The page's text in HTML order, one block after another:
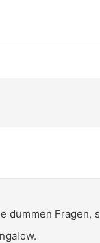
dummen Fragen,